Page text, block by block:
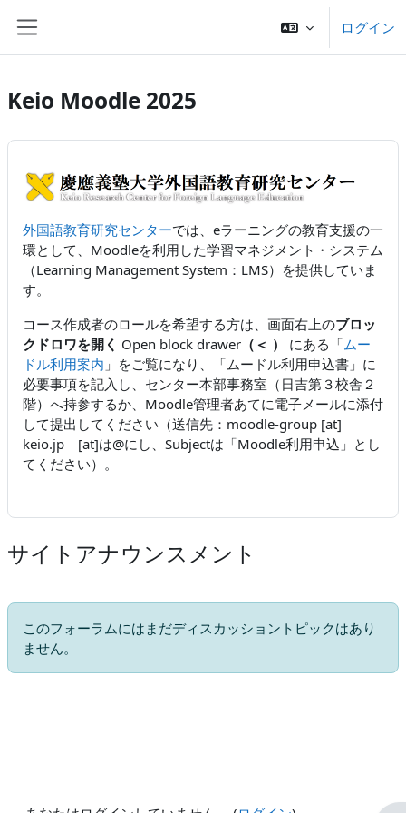
ログイン
Keio Moodle 2025
外国語教育研究センターでは、eラーニングの教育支援の一
環として、Moodleを利用した学習マネジメント・システム
（Learning Management System：LMS）を提供していま
す。
コース作成者のロールを希望する方は、画面右上のブロッ
クドロワを開く Open block drawer （＜ ） にある「 ムー
ドル利用案内 」をご覧になり、「ムードル利用申込書」に
必要事項を記入し、センター本部事務室（日吉第３校舎２
階）へ持参するか、Moodle管理者あてに電子メールに添付
して提出してください（送信先：moodle-group [at]
keio.jp [at]は@にし、Subjectは「Moodle利用申込」とし
てください）。
サイトアナウンスメント
このフォーラムにはまだディスカッショントピックはあり
ません。